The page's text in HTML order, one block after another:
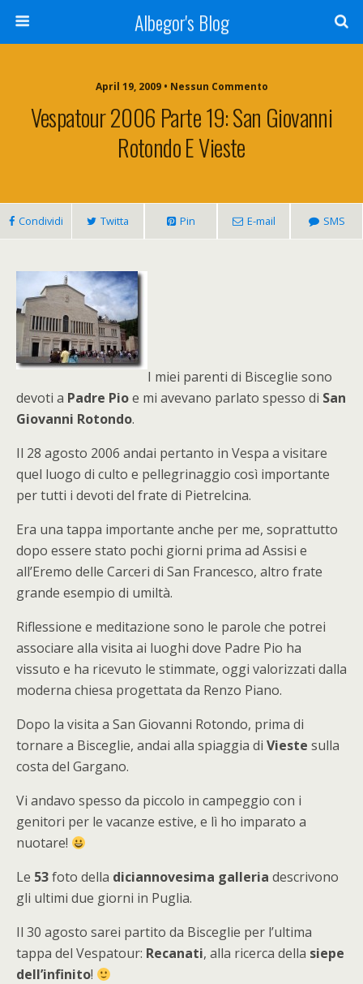
Albegor's Blog
April 19, 2009 • Nessun Commento
Vespatour 2006 Parte 19: San Giovanni
Rotondo E Vieste
Condividi Twitta Pin E-mail SMS
I miei parenti di Bisceglie sono
devoti a Padre Pioe mi avevano parlato spesso di San
Giovanni Rotondo.
Il 28 agosto 2006 andai pertanto in Vespa a visitare
quel luogo di culto e pellegrinaggio così importante
per tutti i devoti del frate di Pietrelcina.
Era una tappa importante anche per me, soprattutto
dopo essere stato pochi giorni prima ad Assisi e
all’Eremo delle Carceri di San Francesco, altro frate
grande esempio di umiltà.
Riflessione e meditazione sono le parole che potrei
associare alla visita ai luoghi dove Padre Pio ha
vissuto e ha ricevuto le stimmate, oggi valorizzati dalla
moderna chiesa progettata da Renzo Piano.
Dopo la visita a San Giovanni Rotondo, prima di
tornare a Bisceglie, andai alla spiaggia di Vieste sulla
costa del Gargano.
Vi andavo spesso da piccolo in campeggio con i
genitori per le vacanze estive, e lì ho imparato a
nuotare!
Le 53foto della diciannovesima galleria descrivono
gli ultimi due giorni in Puglia.
Il 30 agosto sarei partito da Bisceglie per l’ultima
tappa del Vespatour: Recanati, alla ricerca della siepe
dell’infinito!